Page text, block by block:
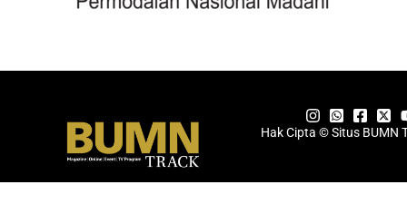
Hak Cipta © Situs BUMN